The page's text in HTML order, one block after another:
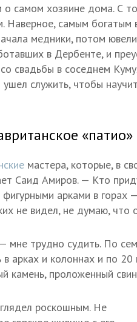
самом хозяине дома. С
Наверное, самым богатым
медники, потом
в Дербенте, и
свадьбы в соседнем
служить, чтобы
«патио»
мастера, которые, в
Саид Амиров. — Кто
арками в горах
не видел, не думаю, что
мне трудно судить. По
арках и колоннах и по
камень, проложенный
роскошным. Не